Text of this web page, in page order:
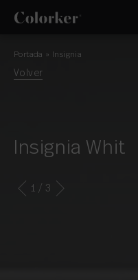
Portada » Insignia
Volver
Insignia Whit
1 / 3